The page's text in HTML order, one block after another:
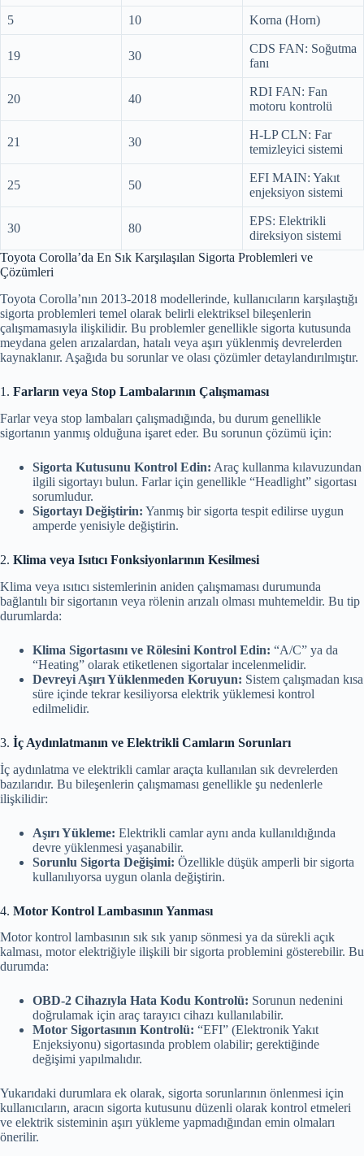
5 10 Korna (Horn)
19 30
CDS FAN: Soğutma
fanı
20 40
RDI FAN: Fan
motoru kontrolü
21 30
H‑LP CLN: Far
temizleyici sistemi
25 50
EFI MAIN: Yakıt
enjeksiyon sistemi
30 80
EPS: Elektrikli
direksiyon sistemi
Toyota Corolla’da En Sık Karşılaşılan Sigorta Problemleri ve
Çözümleri
Toyota Corolla’nın 2013-2018 modellerinde, kullanıcıların karşılaştığı
sigorta problemleri temel olarak belirli elektriksel bileşenlerin
çalışmamasıyla ilişkilidir. Bu problemler genellikle sigorta kutusunda
meydana gelen arızalardan, hatalı veya aşırı yüklenmiş devrelerden
kaynaklanır. Aşağıda bu sorunlar ve olası çözümler detaylandırılmıştır.
1. Farların veya Stop Lambalarının Çalışmaması
Farlar veya stop lambaları çalışmadığında, bu durum genellikle
sigortanın yanmış olduğuna işaret eder. Bu sorunun çözümü için:
Sigorta Kutusunu Kontrol Edin: Araç kullanma kılavuzundan
ilgili sigortayı bulun. Farlar için genellikle “Headlight” sigortası
sorumludur.
Sigortayı Değiştirin: Yanmış bir sigorta tespit edilirse uygun
amperde yenisiyle değiştirin.
2. Klima veya Isıtıcı Fonksiyonlarının Kesilmesi
Klima veya ısıtıcı sistemlerinin aniden çalışmaması durumunda
bağlantılı bir sigortanın veya rölenin arızalı olması muhtemeldir. Bu tip
durumlarda:
Klima Sigortasını ve Rölesini Kontrol Edin: “A/C” ya da
“Heating” olarak etiketlenen sigortalar incelenmelidir.
Devreyi Aşırı Yüklenmeden Koruyun: Sistem çalışmadan kısa
süre içinde tekrar kesiliyorsa elektrik yüklemesi kontrol
edilmelidir.
3. İç Aydınlatmanın ve Elektrikli Camların Sorunları
İç aydınlatma ve elektrikli camlar araçta kullanılan sık devrelerden
bazılarıdır. Bu bileşenlerin çalışmaması genellikle şu nedenlerle
ilişkilidir:
Aşırı Yükleme: Elektrikli camlar aynı anda kullanıldığında
devre yüklenmesi yaşanabilir.
Sorunlu Sigorta Değişimi: Özellikle düşük amperli bir sigorta
kullanılıyorsa uygun olanla değiştirin.
4. Motor Kontrol Lambasının Yanması
Motor kontrol lambasının sık sık yanıp sönmesi ya da sürekli açık
kalması, motor elektriğiyle ilişkili bir sigorta problemini gösterebilir. Bu
durumda:
OBD-2 Cihazıyla Hata Kodu Kontrolü: Sorunun nedenini
doğrulamak için araç tarayıcı cihazı kullanılabilir.
Motor Sigortasının Kontrolü: “EFI” (Elektronik Yakıt
Enjeksiyonu) sigortasında problem olabilir; gerektiğinde
değişimi yapılmalıdır.
Yukarıdaki durumlara ek olarak, sigorta sorunlarının önlenmesi için
kullanıcıların, aracın sigorta kutusunu düzenli olarak kontrol etmeleri
ve elektrik sisteminin aşırı yükleme yapmadığından emin olmaları
önerilir.